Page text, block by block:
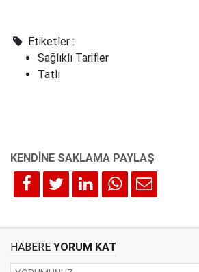
Etiketler :
Sağlıklı Tarifler
Tatlı
HABERE YORUM KAT